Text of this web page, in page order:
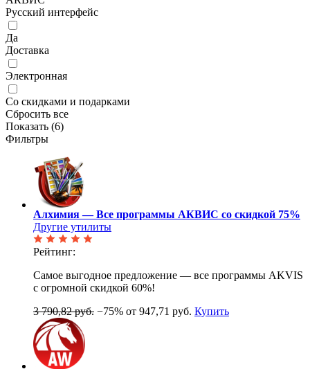
Русский интерфейс
Да
Доставка
Электронная
Со скидками и подарками
Сбросить все
Показать (6)
Фильтры
Алхимия — Все программы АКВИС со скидкой 75%
Другие утилиты
Рейтинг:
Самое выгодное предложение — все программы AKVIS
с огромной скидкой 60%!
3 790,82 руб. −75% от 947,71 руб. Купить